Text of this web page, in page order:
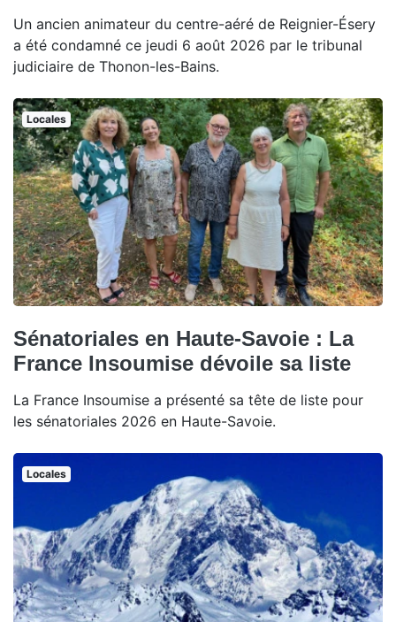
Un ancien animateur du centre-aéré de Reignier-Ésery
a été condamné ce jeudi 6 août 2026 par le tribunal
judiciaire de Thonon-les-Bains.
Locales
Sénatoriales en Haute-Savoie : La
France Insoumise dévoile sa liste
La France Insoumise a présenté sa tête de liste pour
les sénatoriales 2026 en Haute-Savoie.
Locales